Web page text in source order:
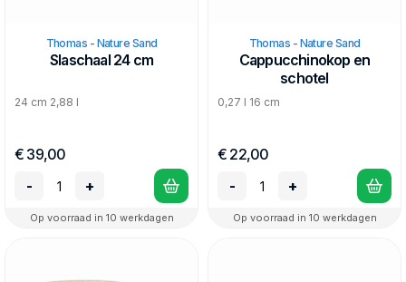
Thomas - Nature Sand
Slaschaal 24 cm
24 cm 2,88 l
€ 39,00
-
+
Op voorraad in 10 werkdagen
Thomas - Nature Sand
Cappucchinokop en
schotel
0,27 l 16 cm
€ 22,00
-
+
Op voorraad in 10 werkdagen